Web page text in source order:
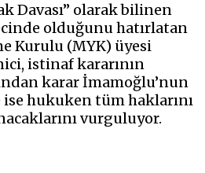
Davası” olarak bilinen
olduğunu hatırlatan
Kurulu (MYK) üyesi
istinaf kararının
karar İmamoğlu’nun
ise hukuken tüm haklarını
vurguluyor.